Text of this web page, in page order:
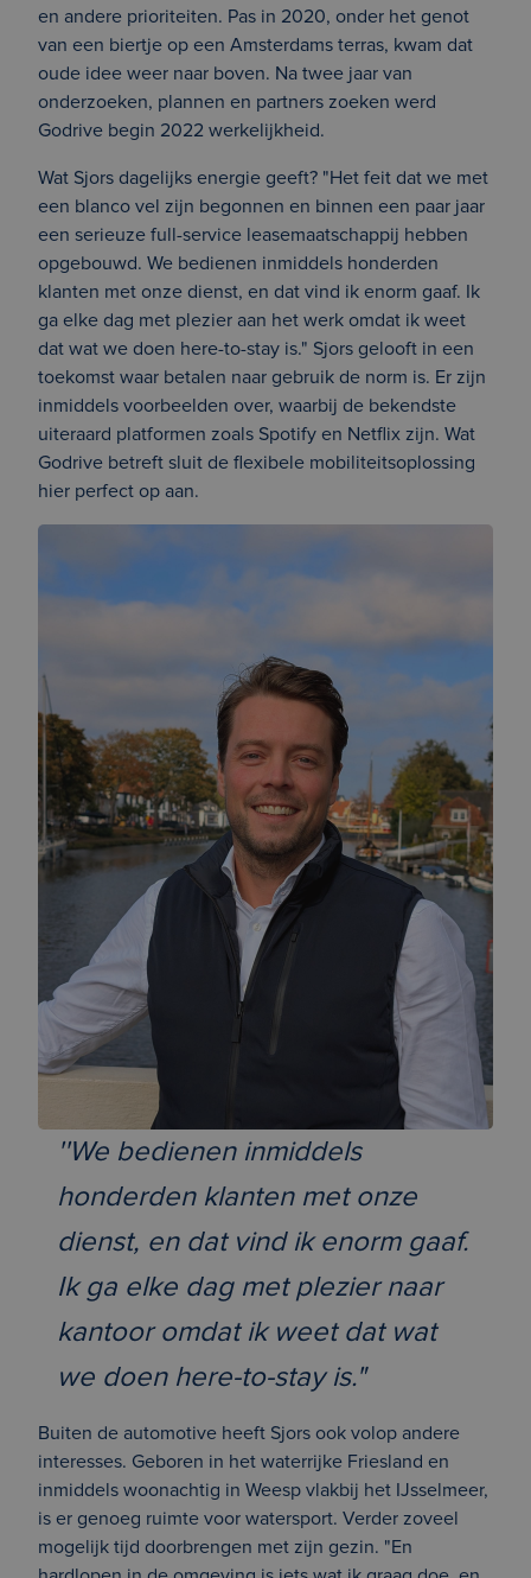
en andere prioriteiten. Pas in 2020, onder het genot
van een biertje op een Amsterdams terras, kwam dat
oude idee weer naar boven. Na twee jaar van
onderzoeken, plannen en partners zoeken werd
Godrive begin 2022 werkelijkheid.
Wat Sjors dagelijks energie geeft? "Het feit dat we met
een blanco vel zijn begonnen en binnen een paar jaar
een serieuze full-service leasemaatschappij hebben
opgebouwd. We bedienen inmiddels honderden
klanten met onze dienst, en dat vind ik enorm gaaf. Ik
ga elke dag met plezier aan het werk omdat ik weet
dat wat we doen here-to-stay is." Sjors gelooft in een
toekomst waar betalen naar gebruik de norm is. Er zijn
inmiddels voorbeelden over, waarbij de bekendste
uiteraard platformen zoals Spotify en Netflix zijn. Wat
Godrive betreft sluit de flexibele mobiliteitsoplossing
hier perfect op aan.
''We bedienen inmiddels
honderden klanten met onze
dienst, en dat vind ik enorm gaaf.
Ik ga elke dag met plezier naar
kantoor omdat ik weet dat wat
we doen here-to-stay is."
Buiten de automotive heeft Sjors ook volop andere
interesses. Geboren in het waterrijke Friesland en
inmiddels woonachtig in Weesp vlakbij het IJsselmeer,
is er genoeg ruimte voor watersport. Verder zoveel
mogelijk tijd doorbrengen met zijn gezin. "En